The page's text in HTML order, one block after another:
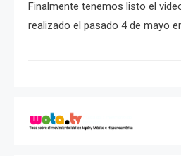
Finalmente tenemos listo el
realizado el pasado 4 de mayo